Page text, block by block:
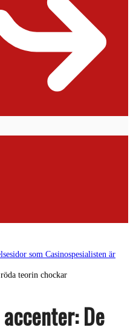
som Casinospesialisten är
för trädgård och offentlig
medicinska utvecklingen öppnar
De